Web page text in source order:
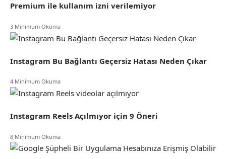
Premium ile kullanım izni verilemiyor
3 Minimum Okuma
Instagram Bu Bağlantı Geçersiz Hatası Neden Çıkar
4 Minimum Okuma
Instagram Reels Açılmıyor için 9 Öneri
8 Minimum Okuma